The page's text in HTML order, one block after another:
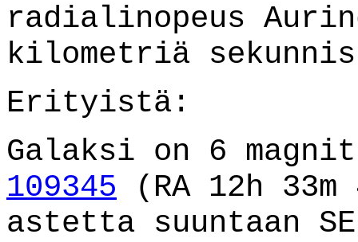
radialinopeus
kilometriä
Erityistä:
Galaksi on 6
109345 (RA 12h
astetta suuntaan